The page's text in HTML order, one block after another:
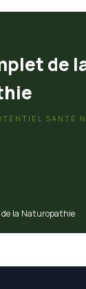
de
SANTÉ
la Naturopathie